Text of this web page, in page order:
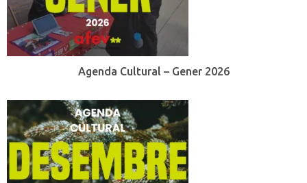
Agenda Cultural – Gener 2026